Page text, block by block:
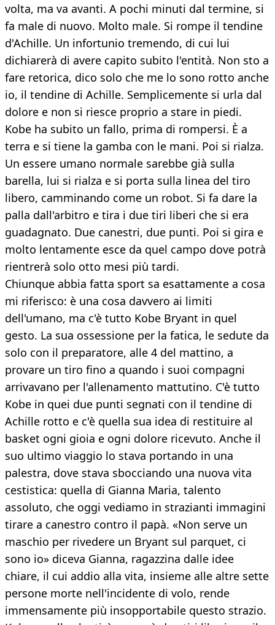
volta, ma va avanti. A pochi minuti dal termine, si
fa male di nuovo. Molto male. Si rompe il tendine
d'Achille. Un infortunio tremendo, di cui lui
dichiarerà di avere capito subito l'entità. Non sto a
fare retorica, dico solo che me lo sono rotto anche
io, il tendine di Achille. Semplicemente si urla dal
dolore e non si riesce proprio a stare in piedi.
Kobe ha subito un fallo, prima di rompersi. È a
terra e si tiene la gamba con le mani. Poi si rialza.
Un essere umano normale sarebbe già sulla
barella, lui si rialza e si porta sulla linea del tiro
libero, camminando come un robot. Si fa dare la
palla dall'arbitro e tira i due tiri liberi che si era
guadagnato. Due canestri, due punti. Poi si gira e
molto lentamente esce da quel campo dove potrà
rientrerà solo otto mesi più tardi.
Chiunque abbia fatta sport sa esattamente a cosa
mi riferisco: è una cosa davvero ai limiti
dell'umano, ma c'è tutto Kobe Bryant in quel
gesto. La sua ossessione per la fatica, le sedute da
solo con il preparatore, alle 4 del mattino, a
provare un tiro fino a quando i suoi compagni
arrivavano per l'allenamento mattutino. C'è tutto
Kobe in quei due punti segnati con il tendine di
Achille rotto e c'è quella sua idea di restituire al
basket ogni gioia e ogni dolore ricevuto. Anche il
suo ultimo viaggio lo stava portando in una
palestra, dove stava sbocciando una nuova vita
cestistica: quella di Gianna Maria, talento
assoluto, che oggi vediamo in strazianti immagini
tirare a canestro contro il papà. «Non serve un
maschio per rivedere un Bryant sul parquet, ci
sono io» diceva Gianna, ragazzina dalle idee
chiare, il cui addio alla vita, insieme alle altre sette
persone morte nell'incidente di volo, rende
immensamente più insopportabile questo strazio.